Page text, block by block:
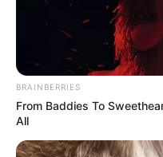
BRAINBERRIES
From Baddies To
All